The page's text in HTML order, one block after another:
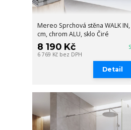
Mereo Sprchová stěna WALK
cm, chrom ALU, sklo Čiré
8 190 Kč
6 769 Kč bez DPH
Detail